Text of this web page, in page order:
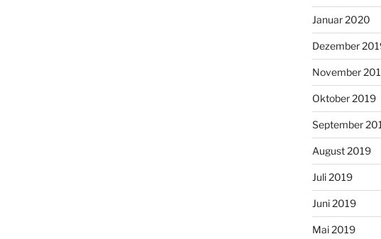
Januar 2020
Dezember
November
Oktober 2019
September
August 2019
Juli 2019
Juni 2019
Mai 2019